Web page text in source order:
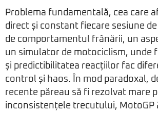
Problema fundamentală, cea care
direct și constant fiecare sesiune
de comportamentul frânării, un
un simulator de motociclism, unde
și predictibilitatea reacțiilor fac
control și haos. În mod paradoxal,
recente păreau să fi rezolvat mare
inconsistențele trecutului, MotoGP